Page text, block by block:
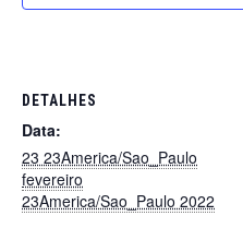
DETALHES
Data:
23 23America/Sao_Paulo
fevereiro
23America/Sao_Paulo 2022